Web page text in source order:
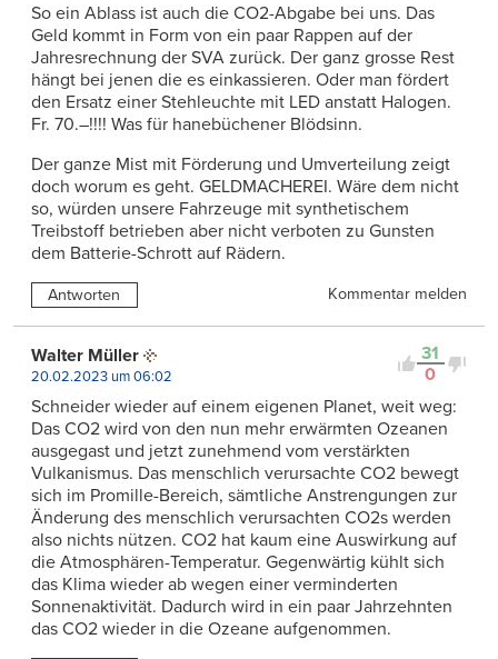
So ein Ablass ist auch die CO2-Abgabe bei uns. Das
Geld kommt in Form von ein paar Rappen auf der
Jahresrechnung der SVA zurück. Der ganz grosse Rest
hängt bei jenen die es einkassieren. Oder man fördert
den Ersatz einer Stehleuchte mit LED anstatt Halogen.
Fr. 70.–!!!! Was für hanebüchener Blödsinn.
Der ganze Mist mit Förderung und Umverteilung zeigt
doch worum es geht. GELDMACHEREI. Wäre dem nicht
so, würden unsere Fahrzeuge mit synthetischem
Treibstoff betrieben aber nicht verboten zu Gunsten
dem Batterie-Schrott auf Rädern.
Antworten Kommentar melden
31
0
Walter Müller
20.02.2023 um 06:02
Schneider wieder auf einem eigenen Planet, weit weg:
Das CO2 wird von den nun mehr erwärmten Ozeanen
ausgegast und jetzt zunehmend vom verstärkten
Vulkanismus. Das menschlich verursachte CO2 bewegt
sich im Promille-Bereich, sämtliche Anstrengungen zur
Änderung des menschlich verursachten CO2s werden
also nichts nützen. CO2 hat kaum eine Auswirkung auf
die Atmosphären-Temperatur. Gegenwärtig kühlt sich
das Klima wieder ab wegen einer verminderten
Sonnenaktivität. Dadurch wird in ein paar Jahrzehnten
das CO2 wieder in die Ozeane aufgenommen.